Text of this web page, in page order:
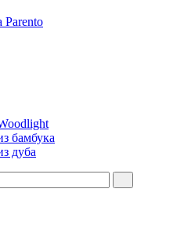
Parento
бамбука
дуба